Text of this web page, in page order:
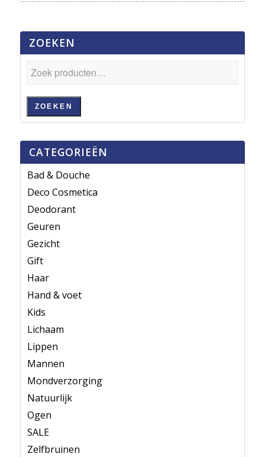
ZOEKEN
ZOEKEN
CATEGORIEËN
Bad & Douche
Deco Cosmetica
Deodorant
Geuren
Gezicht
Gift
Haar
Hand & voet
Kids
Lichaam
Lippen
Mannen
Mondverzorging
Natuurlijk
Ogen
SALE
Zelfbruinen